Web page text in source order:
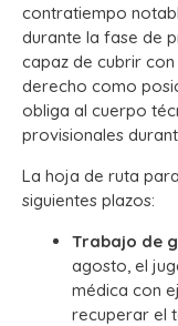
contratiempo
durante la fase de
capaz de cubrir
derecho como
obliga al cuerpo
provisionales
La hoja de ruta
siguientes plazos:
Trabajo de
agosto, el
médica con
recuperar el